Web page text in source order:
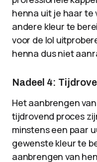
henna uit je haar te
andere kleur te
voor de lol
henna dus niet
Nadeel 4:
Het aanbrengen
tijdrovend proces
minstens een paar
gewenste kleur te
aanbrengen van